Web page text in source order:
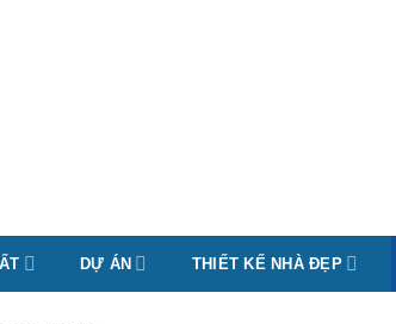
DỰ ÁN THIẾT KẾ NHÀ ĐẸP